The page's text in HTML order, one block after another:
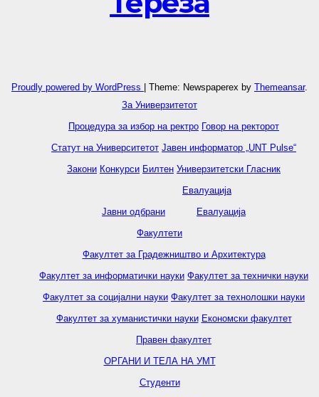
Proudly powered by WordPress Theme: Newspaperex by Themeansar.
За Универзитетот
Процедура за избор на ректро Говор на ректорот
Статут на Университетот Јавен информатор „UNT Pulse“
Закони Конкурси Билтен Универзитетски Гласник
Јавни одбрани
Евалуација
Евалуација
Факултети
Факултет за Градежништво и Архитектура
Факултет за информатички науки Факултет за технички науки
Факултет за социјални науки Факултет за технолошки науки
Факултет за хуманистички науки Економски факултет
Правен факултет
ОРГАНИ И ТЕЛА НА УМТ
Студенти